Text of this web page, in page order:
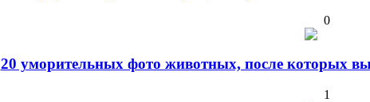
0
20 уморительных фото животных, после которых вы
1